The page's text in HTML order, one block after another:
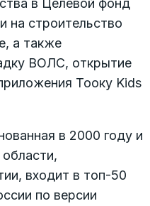
в Целевой фонд
на строительство
а также
ВОЛС, открытие
Toоку Kids
в 2000 году и
входит в топ-50
по версии